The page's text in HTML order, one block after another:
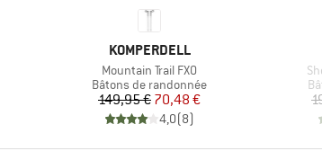
MARQUE
KOMPERDELL
Article
Mountain Trail FXO
Product group
Bâtons de randonnée
Prix
149,95 €Prix réduit
70,48 €
4,0(8)